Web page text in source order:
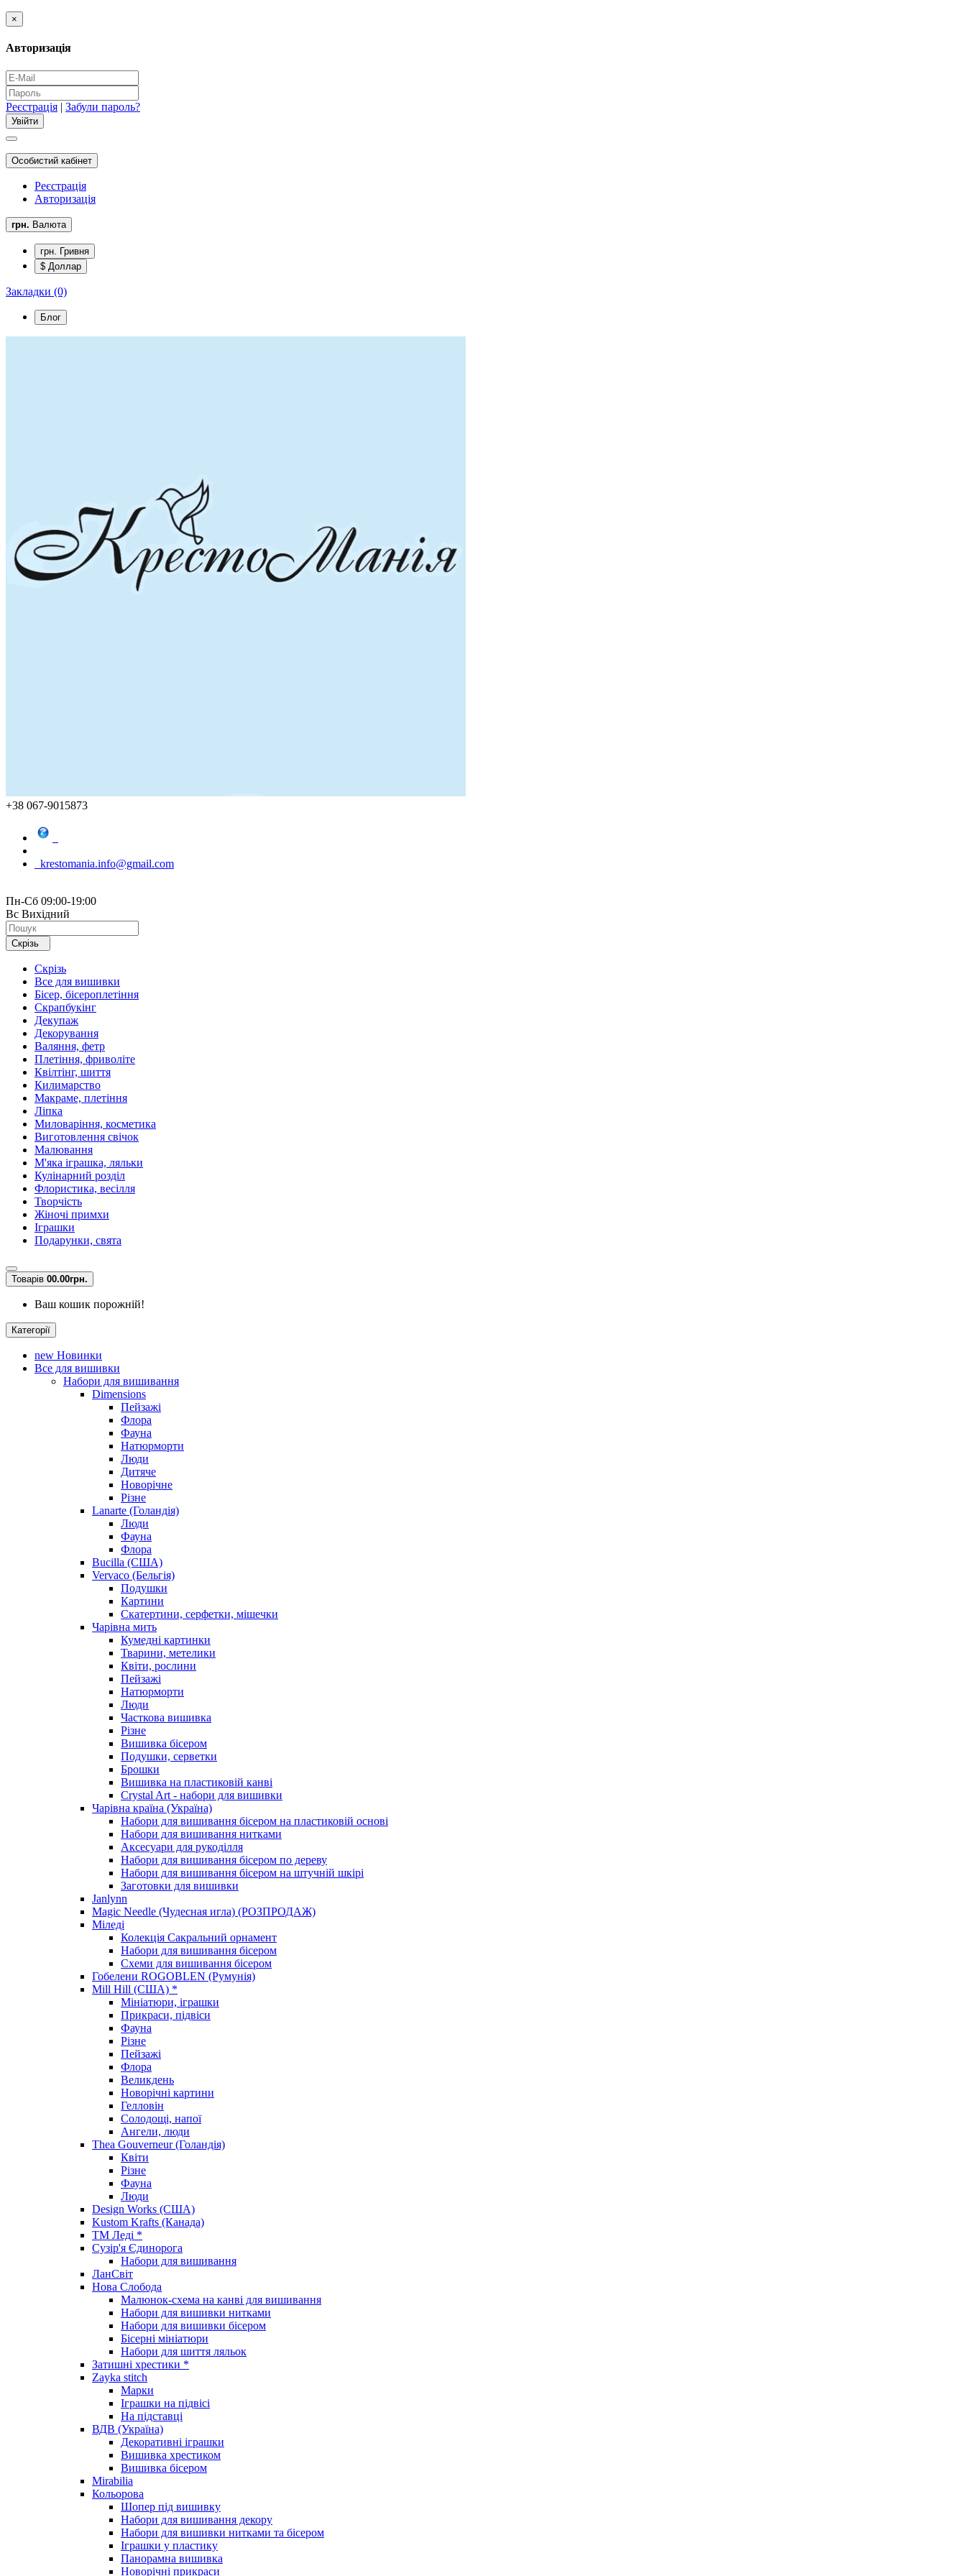
×
Авторизація
Реєстрація | Забули пароль?
Особистий кабінет
Реєстрація
Авторизація
грн. Валюта
грн. Гривня
$ Доллар
Закладки (0)
Блог
+38 067-9015873
krestomania.info@gmail.com
Пн-Сб 09:00-19:00
Вс Вихідний
Скрізь
Скрізь
Все для вишивки
Бісер, бісероплетіння
Скрапбукінг
Декупаж
Декорування
Валяння, фетр
Плетіння, фриволіте
Квілтінг, шиття
Килимарство
Макраме, плетіння
Ліпка
Миловаріння, косметика
Виготовлення свічок
Малювання
М'яка іграшка, ляльки
Кулінарний розділ
Флористика, весілля
Творчість
Жіночі примхи
Іграшки
Подарунки, свята
Товарів 00.00грн.
Ваш кошик порожній!
Категорії
new Новинки
Все для вишивки
Набори для вишивання
Dimensions
Пейзажі
Флора
Фауна
Натюрморти
Люди
Дитяче
Новорічне
Різне
Lanarte (Голандія)
Люди
Фауна
Флора
Bucilla (США)
Vervaco (Бельгія)
Подушки
Картини
Скатертини, серфетки, мішечки
Чарiвна мить
Кумедні картинки
Тварини, метелики
Квіти, рослини
Пейзажі
Натюрморти
Люди
Часткова вишивка
Різне
Вишивка бісером
Подушки, серветки
Брошки
Вишивка на пластиковій канві
Crystal Art - набори для вишивки
Чарівна країна (Україна)
Набори для вишивання бісером на пластиковій основі
Набори для вишивання нитками
Аксесуари для рукоділля
Набори для вишивання бісером по дереву
Набори для вишивання бісером на штучній шкірі
Заготовки для вишивки
Janlynn
Magic Needle (Чудесная игла) (РОЗПРОДАЖ)
Міледі
Колекція Сакральний орнамент
Набори для вишивання бісером
Схеми для вишивання бісером
Гобелени ROGOBLEN (Румунія)
Mill Hill (США) *
Мініатюри, іграшки
Прикраси, підвіси
Фауна
Різне
Пейзажі
Флора
Великдень
Новорічні картини
Гелловін
Солодощі, напої
Ангели, люди
Thea Gouverneur (Голандія)
Квіти
Різне
Фауна
Люди
Design Works (США)
Kustom Krafts (Канада)
ТМ Леді *
Сузір'я Єдинорога
Набори для вишивання
ЛанСвіт
Нова Слобода
Малюнок-схема на канві для вишивання
Набори для вишивки нитками
Набори для вишивки бісером
Бісерні мініатюри
Набори для шиття ляльок
Затишні хрестики *
Zayka stitch
Марки
Іграшки на підвісі
На підставці
ВДВ (Україна)
Декоративні іграшки
Вишивка хрестиком
Вишивка бісером
Mirabilia
Кольорова
Шопер під вишивку
Набори для вишивання декору
Набори для вишивки нитками та бісером
Іграшки у пластику
Панорамна вишивка
Новорічні прикраси